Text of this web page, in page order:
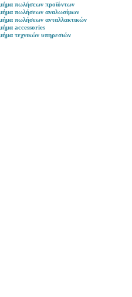
πωλήσεων προϊόντων
πωλήσεων αναλωσίμων
πωλήσεων ανταλλακτικών
accessories
τεχνικών υπηρεσιών